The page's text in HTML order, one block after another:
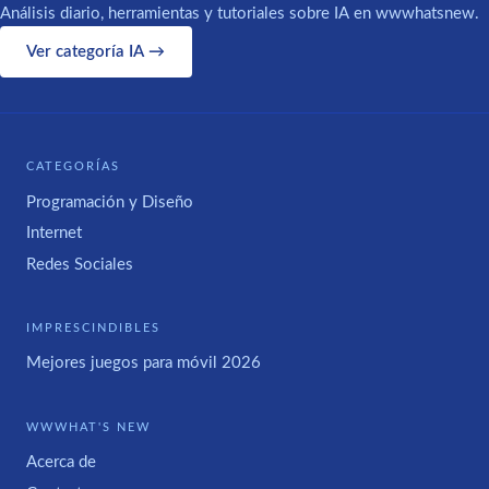
Análisis diario, herramientas y tutoriales sobre IA en wwwhatsnew.
Ver categoría IA →
CATEGORÍAS
Programación y Diseño
Internet
Redes Sociales
IMPRESCINDIBLES
Mejores juegos para móvil 2026
WWWHAT'S NEW
Acerca de